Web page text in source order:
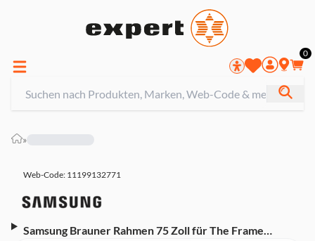
0
»
Web-Code: 11199132771
Samsung Brauner Rahmen 75 Zoll für The Frame